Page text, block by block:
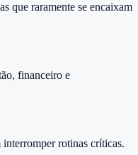
que raramente se encaixam
financeiro e
rotinas críticas.